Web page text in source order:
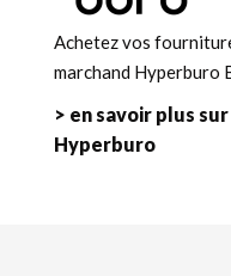
Achetez vos
marchand Hyperburo
> en savoir plus
Hyperburo